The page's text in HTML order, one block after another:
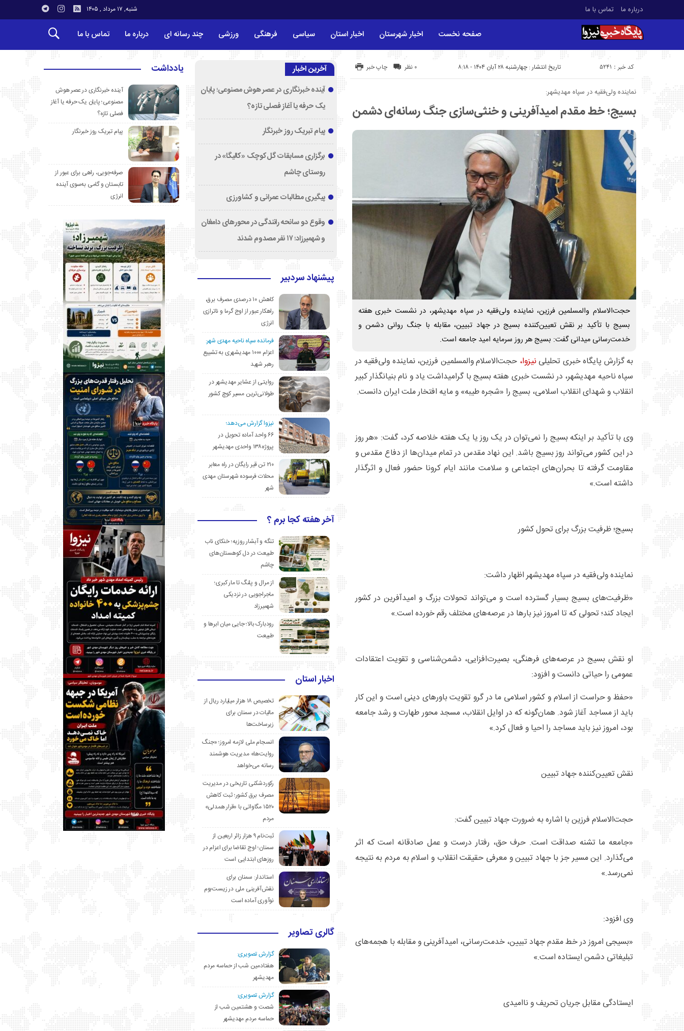
درباره ما تماس با ما شنبه, ۱۷ مرداد , ۱۴۰۵
صفحه نخست اخبار شهرستان اخبار استان سیاسی فرهنگی ورزشی چند رسانه ای درباره ما تماس با ما
تاریخ انتشار : چهارشنبه ۲۸ آبان ۱۴۰۴ - ۸:۱۸ کد خبر : 5241 چاپ خبر ۰ نظر
نماینده ولی‌فقیه در سپاه مهدیشهر:
بسیج؛ خط مقدم امیدآفرینی و خنثی‌سازی جنگ رسانه‌ای دشمن
حجت‌الاسلام والمسلمین فرزین، نماینده ولی‌فقیه در سپاه مهدیشهر، در نشست خبری هفته
بسیج با تأکید بر نقش تعیین‌کننده بسیج در جهاد تبیین، مقابله با جنگ روانی دشمن و
خدمت‌رسانی میدانی گفت: بسیج هر روز سرمایه امید جامعه است.
به گزارش پایگاه خبری تحلیلینیزوا، حجت‌الاسلام والمسلمین فرزین، نماینده ولی‌فقیه در
سپاه ناحیه مهدیشهر، در نشست خبری هفته بسیج با گرامیداشت یاد و نام بنیانگذار کبیر
انقلاب و شهدای انقلاب اسلامی، بسیج را «شجره طیبه» و مایه افتخار ملت ایران دانست.
وی با تأکید بر اینکه بسیج را نمی‌توان در یک روز یا یک هفته خلاصه کرد، گفت: «هر روز
در این کشور می‌تواند روز بسیج باشد. این نهاد مقدس در تمام میدان‌ها از دفاع مقدس و
مقاومت گرفته تا بحران‌های اجتماعی و سلامت مانند ایام کرونا حضور فعال و اثرگذار
داشته است.»
بسیج؛ ظرفیت بزرگ برای تحول کشور
نماینده ولی‌فقیه در سپاه مهدیشهر اظهار داشت:
«ظرفیت‌های بسیج بسیار گسترده است و می‌تواند تحولات بزرگ و امیدآفرین در کشور
ایجاد کند؛ تحولی که تا امروز نیز بارها در عرصه‌های مختلف رقم خورده است.»
او نقش بسیج در عرصه‌های فرهنگی، بصیرت‌افزایی، دشمن‌شناسی و تقویت اعتقادات
عمومی را حیاتی دانست و افزود:
«حفظ و حراست از اسلام و کشور اسلامی ما در گرو تقویت باورهای دینی است و این کار
باید از مساجد آغاز شود. همان‌گونه که در اوایل انقلاب، مسجد محور طهارت و رشد جامعه
بود، امروز نیز باید مساجد را احیا و فعال کرد.»
نقش تعیین‌کننده جهاد تبیین
حجت‌الاسلام فرزین با اشاره به ضرورت جهاد تبیین گفت:
«جامعه ما تشنه صداقت است. حرف حق، رفتار درست و عمل صادقانه است که اثر
می‌گذارد. این مسیر جز با جهاد تبیین و معرفی حقیقت انقلاب و اسلام به مردم به نتیجه
نمی‌رسد.»
وی افزود:
«بسیجی امروز در خط مقدم جهاد تبیین، خدمت‌رسانی، امیدآفرینی و مقابله با هجمه‌های
تبلیغاتی دشمن ایستاده است.»
ایستادگی مقابل جریان تحریف و ناامیدی
آخرین اخبار
آینده خبرنگاری در عصر هوش مصنوعی؛ پایان
یک حرفه یا آغاز فصلی تازه؟
پیام تبریک روز خبرنگار
برگزاری مسابقات گل‌کوچک «کالیگا» در
روستای چاشم
پیگیری مطالبات عمرانی و کشاورزی
وقوع دو سانحه رانندگی در محورهای دامغان
و شهمیرزاد؛ ۱۷ نفر مصدوم شدند
پیشنهاد سردبیر
کاهش ۱۰ درصدی مصرف برق،
راهکار عبور از اوج گرما و ناترازی
انرژی
فرمانده سپاه ناحیه مهدی شهر:
اعزام ۱۰۰۰ مهدیشهری به تشییع
رهبر شهید
روایتی از عشایر مهدیشهر در
طولانی‌ترین مسیر کوچ کشور
نیزوا گزارش می‌دهد؛
۶۶ واحد آماده تحویل در
پروژه۱۳۸ واحدی مهدیشهر
۲۱۰ تن قیر رایگان در راه معابر
محلات فرسوده شهرستان مهدی
شهر
آخر هفته کجا برم ؟
تنگه و آبشار روزیه؛ خنکای ناب
طبیعت در دل کوهستان‌های
چاشم
از مرال و پلنگ تا مار کبری؛
ماجراجویی در نزدیکی
شهمیرزاد
رودبارک بالا؛ جایی میان ابرها و
طبیعت
اخبار استان
تخصیص ۱۸ هزار میلیارد ریال از
مالیات در سمنان برای
زیرساخت‌ها
انسجام ملی لازمه امروز؛ «جنگ
روایت‌ها» مدیریت هوشمند
رسانه می‌خواهد
رکوردشکنی تاریخی در مدیریت
مصرف برق کشور؛ ثبت کاهش
۱۵۲۰ مگاواتی با «قرار همدلی»
مردم
ثبت‌نام ۹ هزار زائر اربعین از
سمنان؛ اوج تقاضا برای اعزام در
روزهای ابتدایی است
استاندار: سمنان برای
نقش‌آفرینی ملی در زیست‌بوم
نوآوری آماده است
گالری تصاویر
گزارش تصویری:
هفتادمین شب از حماسه مردم
مهدیشهر
گزارش تصویری:
شصت و هشتمین شب از
حماسه مردم مهدیشهر
یادداشت
آینده خبرنگاری در عصر هوش
مصنوعی؛ پایان یک حرفه یا آغاز
فصلی تازه؟
پیام تبریک روز خبرنگار
صرفه‌جویی، راهی برای عبور از
تابستان و گامی به‌سوی آینده
انرژی